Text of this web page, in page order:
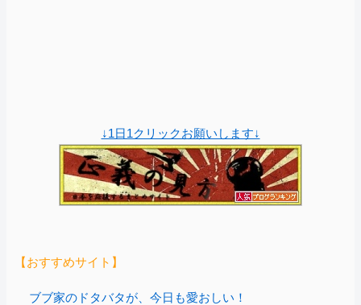
↓1日1クリックお願いします↓
【おすすめサイト】
ブブ家のドタバタが、今日も愛おしい！